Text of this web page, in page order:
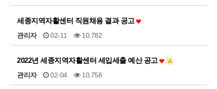
세종지역자활센터 직원채용 결과 공고
관리자 02-11 10,782
2022년 세종지역자활센터 세입세출 예산 공고
관리자 02-04 10,758